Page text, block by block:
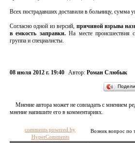
Всех пострадавших доставили в больницу, сумма
Согласно одной из версий, причиной взрыва
в емкость заправки.На месте происшествия
группа и специалисты.
08 июля 2012 г. 19:40 Автор: Роман Слюбык
Мнение автора может не совпадать с мнением
мнение напишите его в комментариях.
Возник вопрос по
comments powered by
HyperComments